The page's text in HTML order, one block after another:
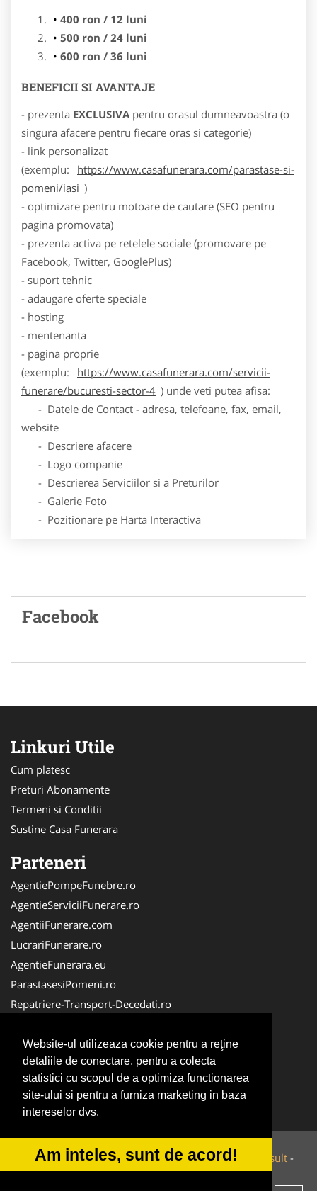
Website-ul utilizeaza cookie pentru a reţine
detaliile de conectare, pentru a colecta
statistici cu scopul de a optimiza functionarea
site-ului si pentru a furniza marketing in baza
intereselor dvs.
Am inteles, sunt de acord!
400 ron / 12 luni
500 ron / 24 luni
600 ron / 36 luni
BENEFICII SI AVANTAJE
- prezenta EXCLUSIVA pentru orasul dumneavoastra (o
singura afacere pentru fiecare oras si categorie)
- link personalizat
(exemplu:
https://www.casafunerara.com/parastase-si-
pomeni/iasi )
- optimizare pentru motoare de cautare (SEO pentru
pagina promovata)
- prezenta activa pe retelele sociale (promovare pe
Facebook, Twitter, GooglePlus)
- suport tehnic
- adaugare oferte speciale
- hosting
- mentenanta
- pagina proprie
(exemplu:
https://www.casafunerara.com/servicii-
funerare/bucuresti-sector-4 ) unde veti putea afisa:
- Datele de Contact - adresa, telefoane, fax, email,
website
- Descriere afacere
- Logo companie
- Descrierea Serviciilor si a Preturilor
- Galerie Foto
- Pozitionare pe Harta Interactiva
Facebook
Linkuri Utile
Cum platesc
Preturi Abonamente
Termeni si Conditii
Sustine Casa Funerara
Parteneri
AgentiePompeFunebre.ro
AgentieServiciiFunerare.ro
AgentiiFunerare.com
LucrariFunerare.ro
AgentieFunerara.eu
ParastasesiPomeni.ro
Repatriere-Transport-Decedati.ro
CasaFunerara.com
NonStopDeschis.ro
NonStopFunerare.ro
Transport-Funerar.com
© 2014-2026 Powered byVilonMedia&Tokaido Consult -
ANPC SOL